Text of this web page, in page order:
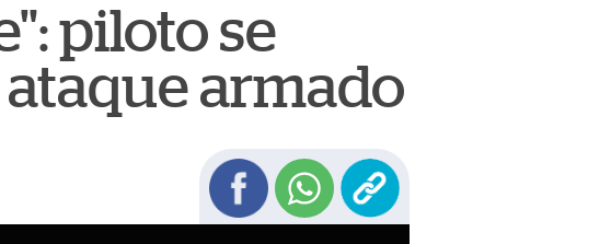
piloto se
ataque armado